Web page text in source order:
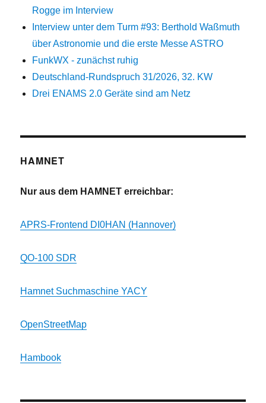
Rogge im Interview
Interview unter dem Turm #93: Berthold Waßmuth
über Astronomie und die erste Messe ASTRO
FunkWX - zunächst ruhig
Deutschland-Rundspruch 31/2026, 32. KW
Drei ENAMS 2.0 Geräte sind am Netz
HAMNET
Nur aus dem HAMNET erreichbar:
APRS-Frontend DI0HAN (Hannover)
QO-100 SDR
Hamnet Suchmaschine YACY
OpenStreetMap
Hambook